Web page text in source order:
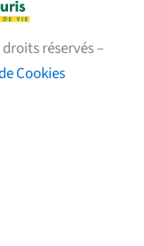
réservés –
Cookies